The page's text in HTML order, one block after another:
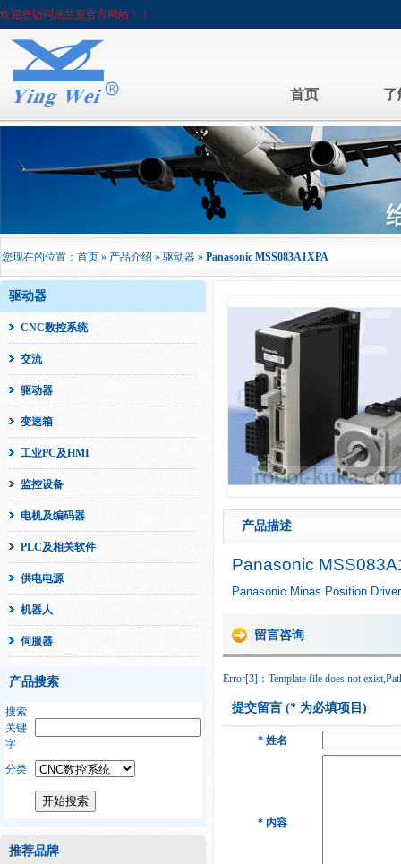
欢迎您访问法兰克官方网站！！
首页 了
您现在的位置： 首页 » 产品介绍 » 驱动器 » Panasonic MSS083A1XPA
驱动器
CNC数控系统
交流
驱动器
变速箱
工业PC及HMI
监控设备
电机及编码器
PLC及相关软件
供电电源
机器人
伺服器
产品搜索
搜索
关键
字
分类
推荐品牌
产品描述
Panasonic
Panasonic Minas Position Driver
留言咨询
Error[3]：Template file does not
提交留言 (* 为必填项目)
* 姓名
* 内容